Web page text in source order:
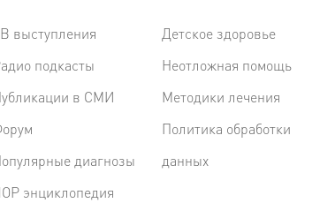
выступления
подкасты
в СМИ
диагнозы
энциклопедия
Детское здоровье
Неотложная помощь
Методики лечения
Политика обработки
данных